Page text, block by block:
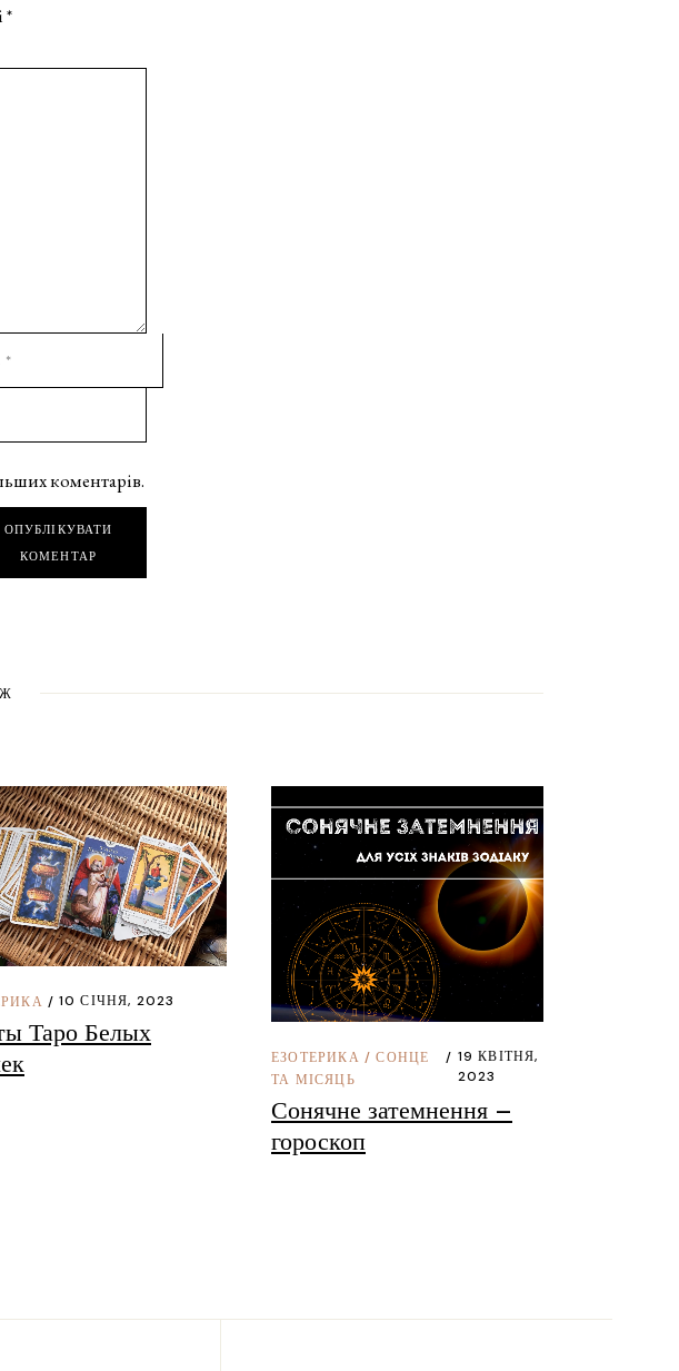
*
коментарів.
ОПУБЛІКУВАТИ
КОМЕНТАР
10 СІЧНЯ, 2023
Таро Белых
ЕЗОТЕРИКА /СОНЦЕ
ТА МІСЯЦЬ
19 КВІТНЯ,
2023
Сонячне затемнення –
гороскоп